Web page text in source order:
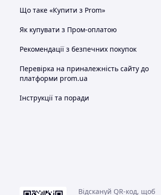
Що таке «Купити з Prom»
Як купувати з Пром-оплатою
Рекомендації з безпечних покупок
Перевірка на приналежність сайту до
платформи prom.ua
Інструкції та поради
Відскануй QR-код, щоб